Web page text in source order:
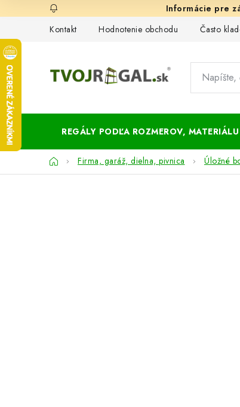
na
Kontakt
Hodnotenie obchodu Často
REGÁLY PODĽA ROZMEROV,
DomovFirma, garáž, dielna, pivnica Úložné